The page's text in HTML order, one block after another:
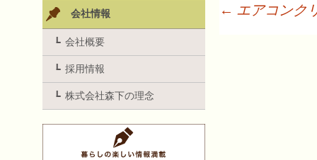
← エアコンク
会社情報
会社概要
採用情報
株式会社森下の理念